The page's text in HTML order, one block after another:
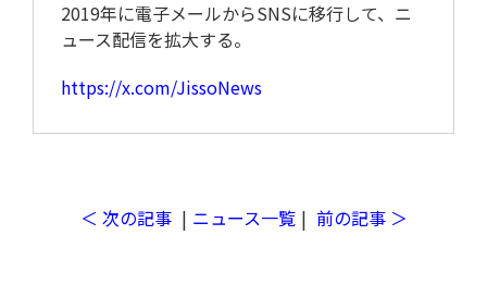
2019年に電子メールからSNSに移行して、ニ
ュース配信を拡大する。
https://x.com/JissoNews
＜ 次の記事 | ニュース一覧 | 前の記事 ＞